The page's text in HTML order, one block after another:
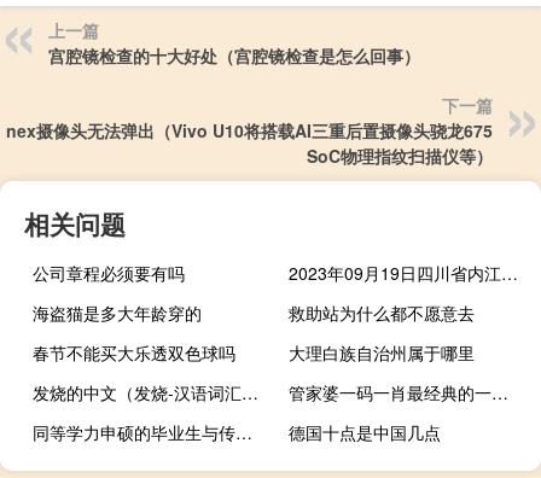
上一篇
宫腔镜检查的十大好处（宫腔镜检查是怎么回事）
下一篇
摄像头无法弹出（Vivo U10将搭载AI三重后置摄像头骁龙675
SoC物理指纹扫描仪等）
相关问题
公司章程必须要有吗
2023年09月19日四川省内江市疫情大数据-今日/今天疫情全网搜索最新实时消息动态情况通知播报
海盗猫是多大年龄穿的
救助站为什么都不愿意去
春节不能买大乐透双色球吗
大理白族自治州属于哪里
发烧的中文（发烧-汉语词汇简介）
管家婆一码一肖最经典的一句_智能AI深度解析_百家号版v47.08.141
同等学力申硕的毕业生与传统研究生有区别吗
德国十点是中国几点